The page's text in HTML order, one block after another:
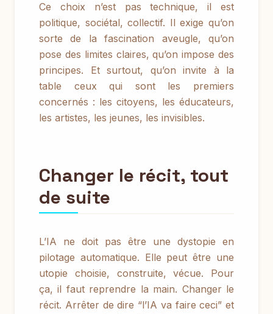
Ce choix n’est pas technique, il est
politique, sociétal, collectif. Il exige qu’on
sorte de la fascination aveugle, qu’on
pose des limites claires, qu’on impose des
principes. Et surtout, qu’on invite à la
table ceux qui sont les premiers
concernés : les citoyens, les éducateurs,
les artistes, les jeunes, les invisibles.
Changer le récit, tout
de suite
L’IA ne doit pas être une dystopie en
pilotage automatique. Elle peut être une
utopie choisie, construite, vécue. Pour
ça, il faut reprendre la main. Changer le
récit. Arrêter de dire “l’IA va faire ceci” et